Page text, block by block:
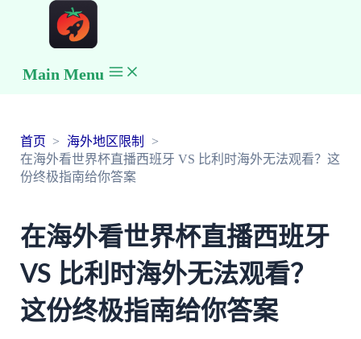
Main Menu
首页
海外地区限制
在海外看世界杯直播西班牙 VS 比利时海外无法观看？这
份终极指南给你答案
在海外看世界杯直播西班牙
VS 比利时海外无法观看？
这份终极指南给你答案